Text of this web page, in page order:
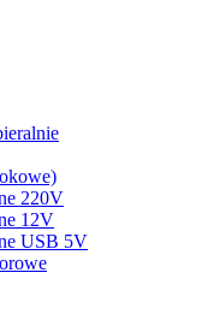
220V
12V
USB 5V